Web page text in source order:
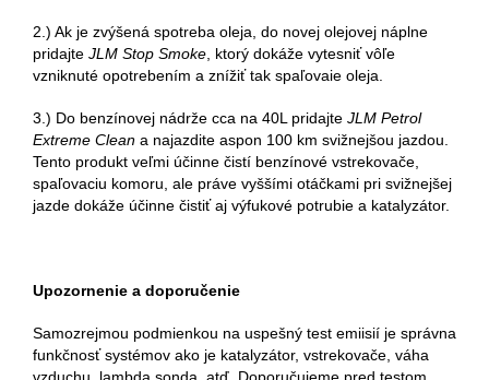
2.) Ak je zvýšená spotreba oleja, do novej olejovej náplne
pridajte JLM Stop Smoke , ktorý dokáže vytesniť vôľe
vzniknuté opotrebením a znížiť tak spaľovaie oleja.
3.) Do benzínovej nádrže cca na 40L pridajte JLM Petrol
Extreme Clean a najazdite aspon 100 km svižnejšou jazdou.
Tento produkt veľmi účinne čistí benzínové vstrekovače,
spaľovaciu komoru, ale práve vyššími otáčkami pri svižnejšej
jazde dokáže účinne čistiť aj výfukové potrubie a katalyzátor.
Upozornenie a doporučenie
Samozrejmou podmienkou na uspešný test emiisií je správna
funkčnosť systémov ako je katalyzátor, vstrekovače, váha